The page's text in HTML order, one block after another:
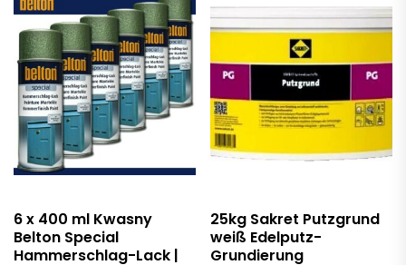
6 x 400 ml Kwasny
Belton Special
Hammerschlag-Lack |
25kg Sakret Putzgrund
weiß Edelputz-
Grundierung